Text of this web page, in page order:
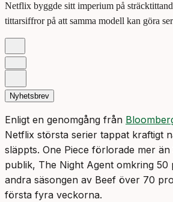
Netflix byggde sitt imperium på
tittarsiffror på att samma modell kan göra
Nyhetsbrev
Enligt en genomgång från
Netflix största serier tappat kraftigt
släppts. One Piece förlorade mer
publik, The Night Agent omkring 50
andra säsongen av Beef över 70
första fyra veckorna.